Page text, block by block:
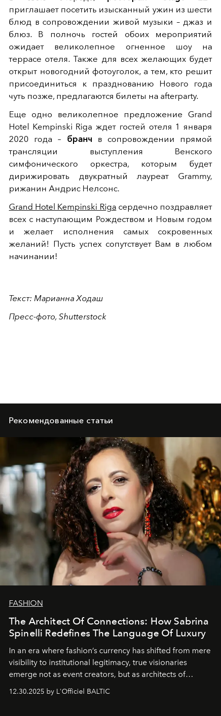
приглашает посетить изысканный ужин из шести
блюд в сопровождении живой музыки – джаз и
блюз. В полночь гостей обоих мероприятий
ожидает великолепное огненное шоу на
террасе отеля. Также для всех желающих будет
открыт новогодний фотоуголок, а тем, кто решит
присоединиться к празднованию Нового года
чуть позже, предлагаются билеты на afterparty.
Еще одно великолепное предложение Grand
Hotel Kempinski Riga ждет гостей отеля 1 января
2020 года – бранч в сопровождении прямой
трансляции выступления Венского
симфонического оркестра, которым будет
дирижировать двукратный лауреат Grammy,
рижанин Андрис Нелсонс.
Grand Hotel Kempinski Riga сердечно поздравляет
всех с наступающим Рождеством и Новым годом
и желает исполнения самых сокровенных
желаний! Пусть успех сопутствует Вам в любом
начинании!
Текст: Марианна Ходаш
Пресс-фото, Shutterstock
Рекомендованные статьи
FASHION
The Architect Of Connections: How Sabrina
Spinelli Redefines The Language Of Luxury
In an era where fashion’s currency has shifted from mere
visibility to institutional legitimacy, true visionaries
emerge not as event creators, but as architects of
brand strategist with three decades of mastery in luxury,
12.30.2025 by L'Officiel BALTIC